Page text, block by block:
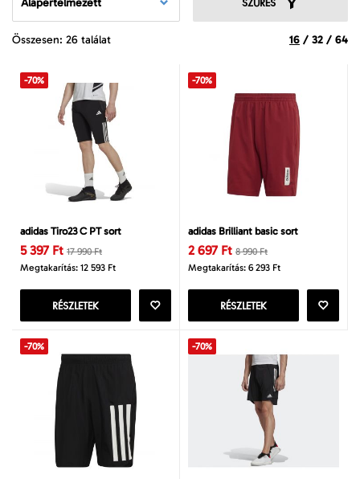
SZŰRÉS
Összesen: 26 találat 16 / 32 / 64
-70%
adidas Tiro23 C PT sort
5 397 Ft 17 990 Ft
Megtakarítás: 12 593 Ft
RÉSZLETEK
-70%
adidas Brilliant basic sort
2 697 Ft 8 990 Ft
Megtakarítás: 6 293 Ft
RÉSZLETEK
-70% -70%